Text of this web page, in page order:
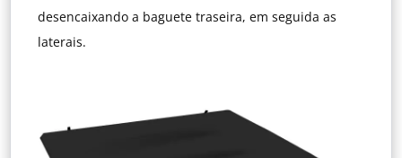
desencaixando a baguete traseira, em seguida as
laterais.